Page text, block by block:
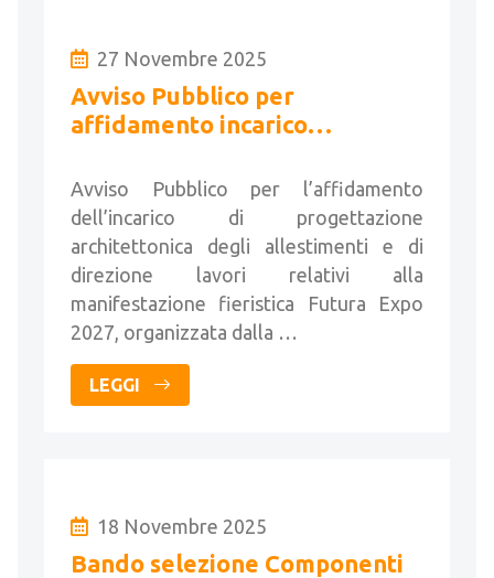
27 Novembre 2025
Avviso Pubblico per
affidamento incarico
Avviso Pubblico per l’affidamento
dell’incarico di progettazione
architettonica degli allestimenti e di
direzione lavori relativi alla
manifestazione fieristica Futura Expo
2027, organizzata dalla …
LEGGI
18 Novembre 2025
Bando selezione Componenti